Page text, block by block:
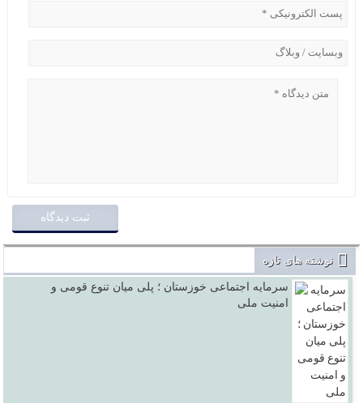
نوشته های تازه
سرمایه اجتماعی خوزستان ؛ پلی میان تنوع قومی و
امنیت ملی